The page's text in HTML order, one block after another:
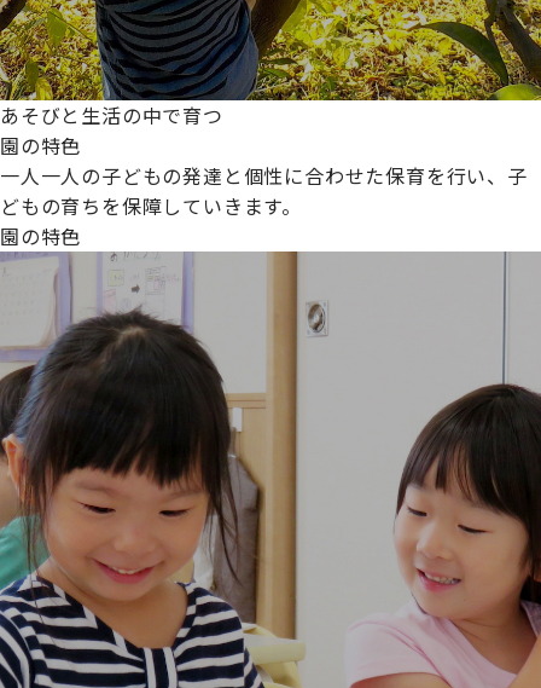
あそびと生活の中で育つ
園の特色
一人一人の子どもの発達と個性に合わせた保育を行い、子
どもの育ちを保障していきます。
園の特色